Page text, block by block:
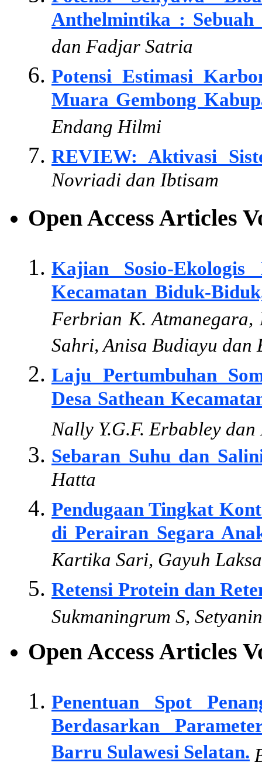
Anthelmintika :
dan Fadjar Satria
Potensi Estimasi
Muara Gembong
Endang Hilmi
REVIEW: Aktivasi
Novriadi dan Ibtisam
Open Access Articles
Kajian Sosio-
Kecamatan Biduk-
Ferbrian K.
Sahri, Anisa Budiayu dan
Laju Pertumbuhan
Desa Sathean
Nally Y.G.F. Erbabley
Sebaran Suhu dan
Hatta
Pendugaan Tingkat
di Perairan Segara
Kartika Sari, Gayuh
Retensi Protein dan
Sukmaningrum S,
Open Access Articles
Penentuan Spot
Berdasarkan
Barru Sulawesi Selatan.